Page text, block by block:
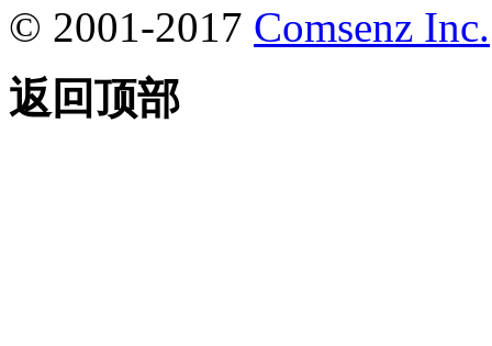
© 2001-2017 Comsenz Inc.
返回顶部